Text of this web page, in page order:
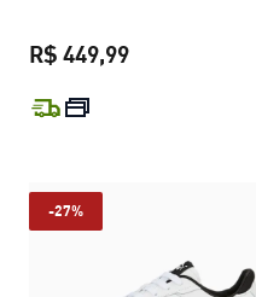
R$ 449,99
preço atual
-27%